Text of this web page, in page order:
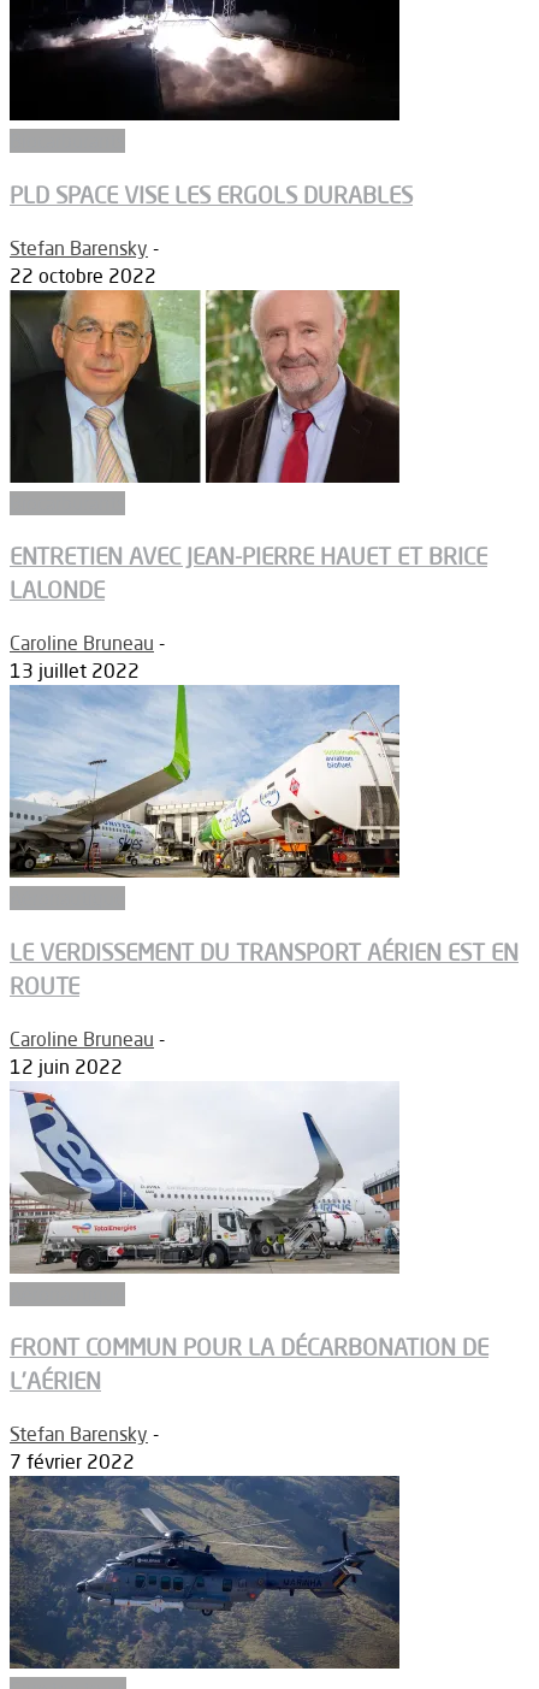
PLD SPACE VISE LES ERGOLS DURABLES
Stefan Barensky -
22 octobre 2022
ENTRETIEN AVEC JEAN-PIERRE HAUET ET BRICE
LALONDE
Caroline Bruneau -
13 juillet 2022
LE VERDISSEMENT DU TRANSPORT AÉRIEN EST EN
ROUTE
Caroline Bruneau -
12 juin 2022
FRONT COMMUN POUR LA DÉCARBONATION DE
L’AÉRIEN
Stefan Barensky -
7 février 2022